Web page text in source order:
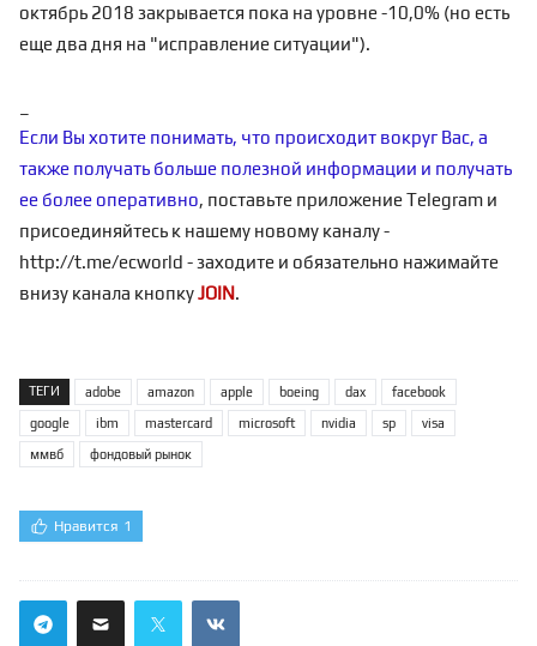
октябрь 2018 закрывается пока на уровне -10,0% (но есть
еще два дня на "исправление ситуации").
Если Вы хотите понимать, что происходит вокруг Вас, а
также получать больше полезной информации и получать
ее более оперативно, поставьте приложение Telegram и
присоединяйтесь к нашему новому каналу -
http://t.me/ecworld - заходите и обязательно нажимайте
внизу канала кнопкуJOIN.
ТЕГИ adobe amazon apple boeing dax facebook
google ibm mastercard microsoft nvidia sp visa
ммвб фондовый рынок
Нравится 1